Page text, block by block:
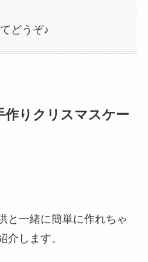
どうぞ♪
作りクリスマスケー
と一緒に簡単に作れちゃ
介します。